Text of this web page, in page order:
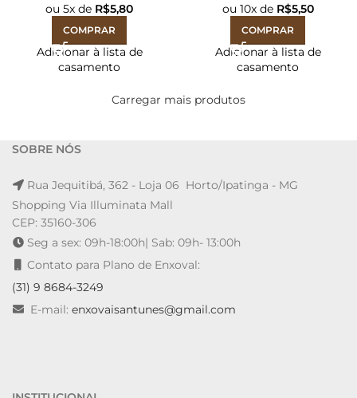
ou 5x de R$5,80
COMPRAR
Adicionar à lista de
casamento
ou 10x de R$5,50
COMPRAR
Adicionar à lista de
casamento
Carregar mais produtos
SOBRE NÓS
Rua Jequitibá, 362 - Loja 06 Horto/Ipatinga - MG
Shopping Via Illuminata Mall
CEP: 35160-306
Seg a sex: 09h-18:00h| Sab: 09h- 13:00h
Contato para Plano de Enxoval:
(31) 9 8684-3249
E-mail: enxovaisantunes@gmail.com